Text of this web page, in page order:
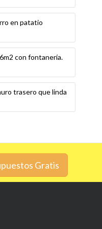
en patatio
con fontanería.
trasero que linda
Gratis